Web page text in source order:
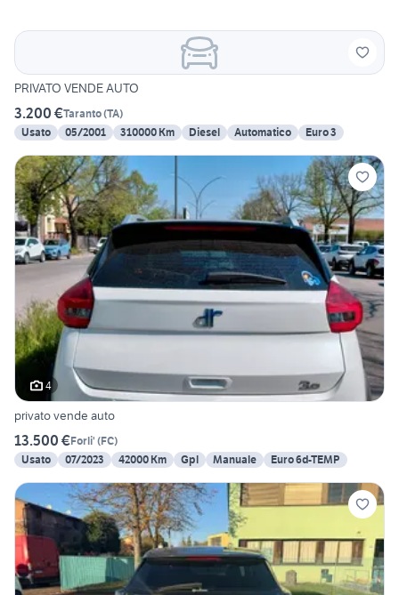
PRIVATO VENDE AUTO
3.200 €Taranto(TA)
Usato
05/2001 310000 Km Diesel Automatico Euro 3
4
privato vende auto
13.500 €Forli' (FC)
Usato
07/2023 42000 Km Gpl Manuale Euro 6d-TEMP